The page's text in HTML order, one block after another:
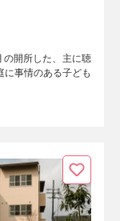
開所した、主に聴
事情のある子ども